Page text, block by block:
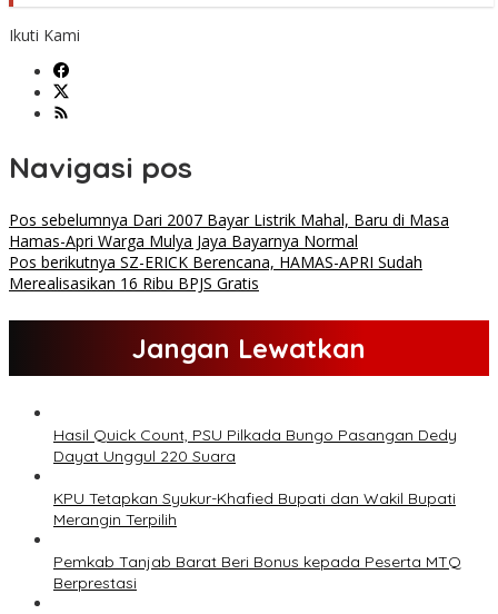
Ikuti Kami
Navigasi pos
Pos sebelumnya Dari 2007 Bayar Listrik Mahal, Baru di Masa
Hamas-Apri Warga Mulya Jaya Bayarnya Normal
Pos berikutnya SZ-ERICK Berencana, HAMAS-APRI Sudah
Merealisasikan 16 Ribu BPJS Gratis
Jangan Lewatkan
Hasil Quick Count, PSU Pilkada Bungo Pasangan Dedy
Dayat Unggul 220 Suara
KPU Tetapkan Syukur-Khafied Bupati dan Wakil Bupati
Merangin Terpilih
Pemkab Tanjab Barat Beri Bonus kepada Peserta MTQ
Berprestasi